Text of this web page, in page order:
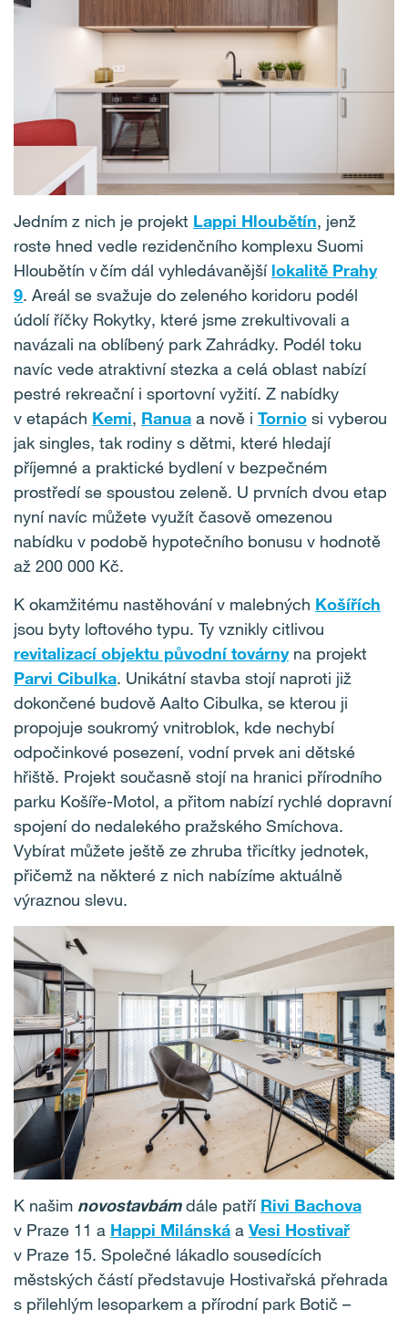
Jedním z nich je projekt Lappi Hloubětín, jenž
roste hned vedle rezidenčního komplexu Suomi
Hloubětín v čím dál vyhledávanější lokalitě Prahy
9. Areál se svažuje do zeleného koridoru podél
údolí říčky Rokytky, které jsme zrekultivovali a
navázali na oblíbený park Zahrádky. Podél toku
navíc vede atraktivní stezka a celá oblast nabízí
pestré rekreační i sportovní vyžití. Z nabídky
v etapách Kemi, Ranua a nově i Tornio si vyberou
jak singles, tak rodiny s dětmi, které hledají
příjemné a praktické bydlení v bezpečném
prostředí se spoustou zeleně. U prvních dvou etap
nyní navíc můžete využít časově omezenou
nabídku v podobě hypotečního bonusu v hodnotě
až 200 000 Kč.
K okamžitému nastěhování v malebných Košířích
jsou byty loftového typu. Ty vznikly citlivou
revitalizací objektu původní továrnyna projekt
Parvi Cibulka. Unikátní stavba stojí naproti již
dokončené budově Aalto Cibulka, se kterou ji
propojuje soukromý vnitroblok, kde nechybí
odpočinkové posezení, vodní prvek ani dětské
hřiště. Projekt současně stojí na hranici přírodního
parku Košíře-Motol, a přitom nabízí rychlé dopravní
spojení do nedalekého pražského Smíchova.
Vybírat můžete ještě ze zhruba třicítky jednotek,
přičemž na některé z nich nabízíme aktuálně
výraznou slevu.
K našim novostavbámdále patří Rivi Bachova
v Praze 11 a Happi Milánská a Vesi Hostivař
v Praze 15. Společné lákadlo sousedících
městských částí představuje Hostivařská přehrada
s přilehlým lesoparkem a přírodní park Botič –